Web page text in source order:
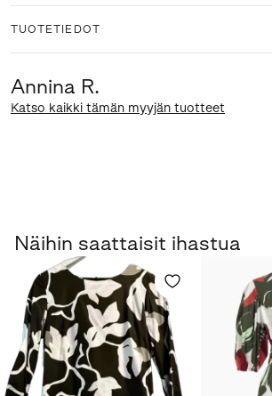
TUOTETIEDOT
Annina R.
Katso kaikki tämän myyjän tuotteet
Näihin saattaisit ihastua